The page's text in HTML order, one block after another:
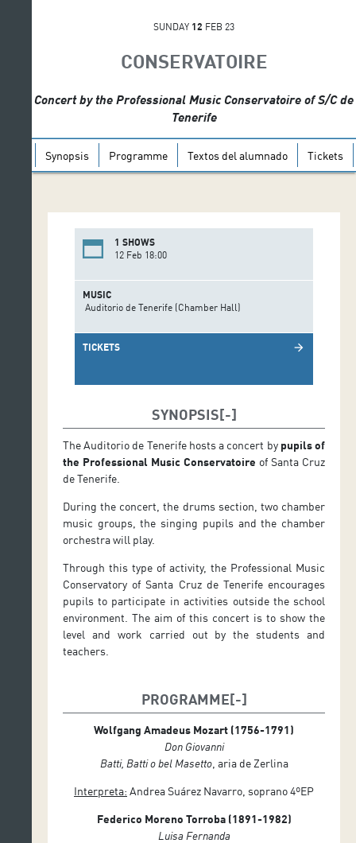
SUNDAY 12 FEB 23
CONSERVATOIRE
Concert by the Professional Music Conservatoire of S/C de
Tenerife
Synopsis Programme Textos del alumnado Tickets
1 SHOWS
12 Feb 18:00
MUSIC
Auditorio de Tenerife (Chamber Hall)
TICKETS arrow_forward
SYNOPSIS
The Auditorio de Tenerife hosts a concert by pupils of
the Professional Music Conservatoire of Santa Cruz
de Tenerife.
During the concert, the drums section, two chamber
music groups, the singing pupils and the chamber
orchestra will play.
Through this type of activity, the Professional Music
Conservatory of Santa Cruz de Tenerife encourages
pupils to participate in activities outside the school
environment. The aim of this concert is to show the
level and work carried out by the students and
teachers.
PROGRAMME
Wolfgang Amadeus Mozart (1756-1791)
Don Giovanni
Batti, Batti o bel Masetto, aria de Zerlina
Interpreta: Andrea Suárez Navarro, soprano 4ºEP
Federico Moreno Torroba (1891-1982)
Luisa Fernanda